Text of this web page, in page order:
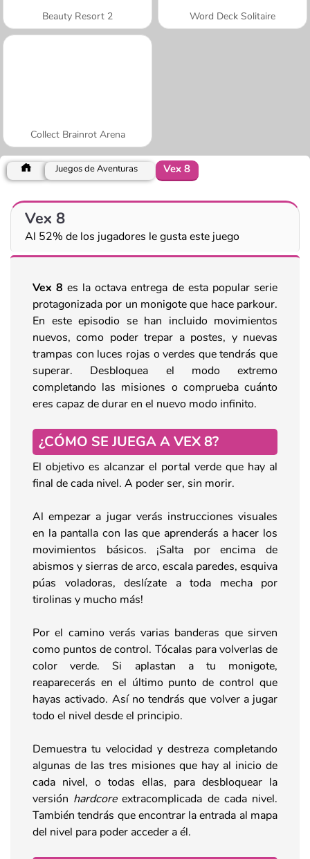
Beauty Resort 2 Word Deck Solitaire
Collect Brainrot Arena
Juegos de Aventuras Vex 8
Vex 8
Al 52% de los jugadores le gusta este juego
Vex 8 es la octava entrega de esta popular serie
protagonizada por un monigote que hace parkour.
En este episodio se han incluido movimientos
nuevos, como poder trepar a postes, y nuevas
trampas con luces rojas o verdes que tendrás que
superar. Desbloquea el modo extremo
completando las misiones o comprueba cuánto
eres capaz de durar en el nuevo modo infinito.
¿CÓMO SE JUEGA A VEX 8?
El objetivo es alcanzar el portal verde que hay al
final de cada nivel. A poder ser, sin morir.
Al empezar a jugar verás instrucciones visuales
en la pantalla con las que aprenderás a hacer los
movimientos básicos. ¡Salta por encima de
abismos y sierras de arco, escala paredes, esquiva
púas voladoras, deslízate a toda mecha por
tirolinas y mucho más!
Por el camino verás varias banderas que sirven
como puntos de control. Tócalas para volverlas de
color verde. Si aplastan a tu monigote,
reaparecerás en el último punto de control que
hayas activado. Así no tendrás que volver a jugar
todo el nivel desde el principio.
Demuestra tu velocidad y destreza completando
algunas de las tres misiones que hay al inicio de
cada nivel, o todas ellas, para desbloquear la
versión hardcoreextracomplicada de cada nivel.
También tendrás que encontrar la entrada al mapa
del nivel para poder acceder a él.